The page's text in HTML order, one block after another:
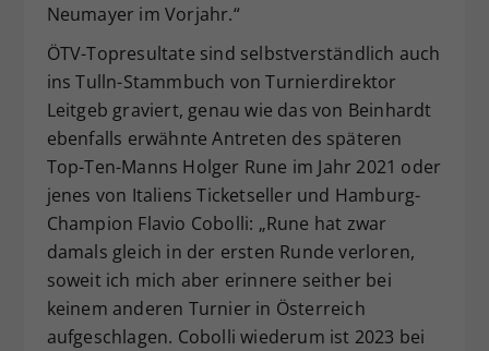
Neumayer im Vorjahr.“
ÖTV-Topresultate sind selbstverständlich auch
ins Tulln-Stammbuch von Turnierdirektor
Leitgeb graviert, genau wie das von Beinhardt
ebenfalls erwähnte Antreten des späteren
Top-Ten-Manns Holger Rune im Jahr 2021 oder
jenes von Italiens Ticketseller und Hamburg-
Champion Flavio Cobolli: „Rune hat zwar
damals gleich in der ersten Runde verloren,
soweit ich mich aber erinnere seither bei
keinem anderen Turnier in Österreich
aufgeschlagen. Cobolli wiederum ist 2023 bei